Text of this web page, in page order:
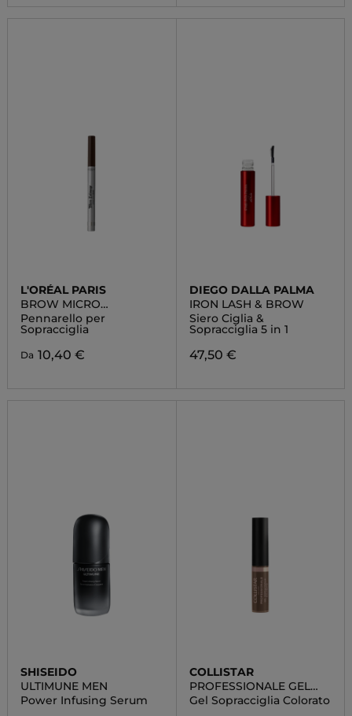
L'ORÉAL PARIS
BROW MICRO
TATOUAGE
Pennarello per
Sopracciglia
Da 10,40 €
DIEGO DALLA PALMA
IRON LASH & BROW
Siero Ciglia &
Sopracciglia 5 in 1
47,50 €
SHISEIDO
ULTIMUNE MEN
Power Infusing Serum
COLLISTAR
PROFESSIONALE GEL
SOPRACCIGLIA
COLORATO
Gel Sopracciglia Colorato